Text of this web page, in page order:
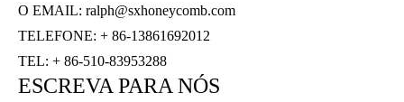
O EMAIL: ralph@sxhoneycomb.com
TELEFONE: + 86-13861692012
TEL: + 86-510-83953288
ESCREVA PARA NÓS